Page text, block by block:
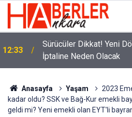
12:33
Sürücüler Dikkat! Yeni
İptaline Neden Olacak
Anasayfa Yaşam
2023
kadar oldu? SSK ve Bağ-Kur emekli
geldi mi? Yeni emekli olan EYT'li